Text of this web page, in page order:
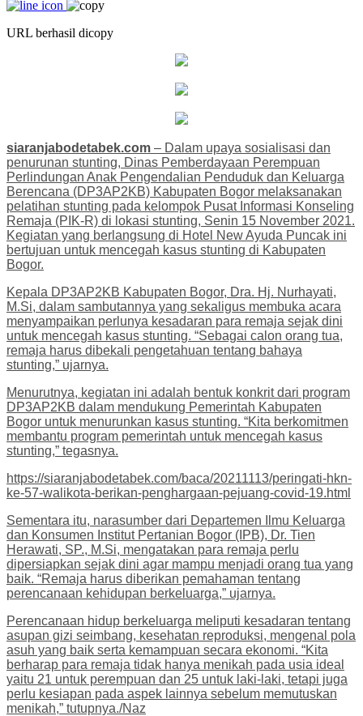
URL berhasil dicopy
siaranjabodetabek.com – Dalam upaya sosialisasi dan
penurunan stunting, Dinas Pemberdayaan Perempuan
Perlindungan Anak Pengendalian Penduduk dan Keluarga
Berencana (DP3AP2KB) Kabupaten Bogor melaksanakan
pelatihan stunting pada kelompok Pusat Informasi Konseling
Remaja (PIK-R) di lokasi stunting, Senin 15 November 2021.
Kegiatan yang berlangsung di Hotel New Ayuda Puncak ini
bertujuan untuk mencegah kasus stunting di Kabupaten
Bogor.
Kepala DP3AP2KB Kabupaten Bogor, Dra. Hj. Nurhayati,
M.Si, dalam sambutannya yang sekaligus membuka acara
menyampaikan perlunya kesadaran para remaja sejak dini
untuk mencegah kasus stunting. “Sebagai calon orang tua,
remaja harus dibekali pengetahuan tentang bahaya
stunting,” ujarnya.
Menurutnya, kegiatan ini adalah bentuk konkrit dari program
DP3AP2KB dalam mendukung Pemerintah Kabupaten
Bogor untuk menurunkan kasus stunting. “Kita berkomitmen
membantu program pemerintah untuk mencegah kasus
stunting,” tegasnya.
https://siaranjabodetabek.com/baca/20211113/peringati-hkn-
ke-57-walikota-berikan-penghargaan-pejuang-covid-19.html
Sementara itu, narasumber dari Departemen Ilmu Keluarga
dan Konsumen Institut Pertanian Bogor (IPB), Dr. Tien
Herawati, SP., M.Si, mengatakan para remaja perlu
dipersiapkan sejak dini agar mampu menjadi orang tua yang
baik. “Remaja harus diberikan pemahaman tentang
perencanaan kehidupan berkeluarga,” ujarnya.
Perencanaan hidup berkeluarga meliputi kesadaran tentang
asupan gizi seimbang, kesehatan reproduksi, mengenal pola
asuh yang baik serta kemampuan secara ekonomi. “Kita
berharap para remaja tidak hanya menikah pada usia ideal
yaitu 21 untuk perempuan dan 25 untuk laki-laki, tetapi juga
perlu kesiapan pada aspek lainnya sebelum memutuskan
menikah,” tutupnya./Naz